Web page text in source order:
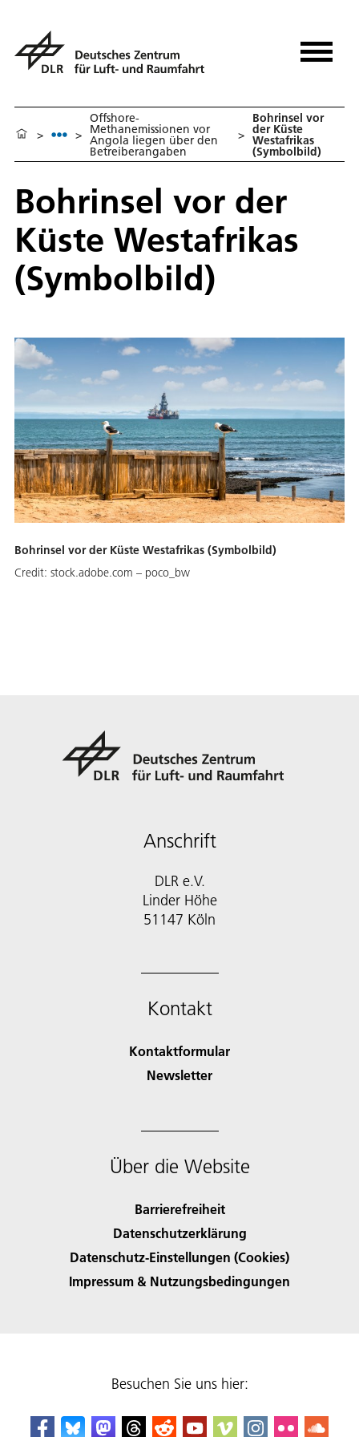
> >
Offshore-
Methanemissionen vor
Angola liegen über den
Betreiberangaben
>
Bohrinsel vor
der Küste
Westafrikas
(Symbolbild)
Bohrinsel vor der
Küste Westafrikas
(Symbolbild)
Bohrinsel vor der Küste Westafrikas (Symbolbild)
Credit: stock.adobe.com – poco_bw
Anschrift
DLR e.V.
Linder Höhe
51147 Köln
Kontakt
Kontaktformular
Newsletter
Über die Website
Barrierefreiheit
Datenschutzerklärung
Datenschutz-Einstellungen (Cookies)
Impressum & Nutzungsbedingungen
Besuchen Sie uns hier: